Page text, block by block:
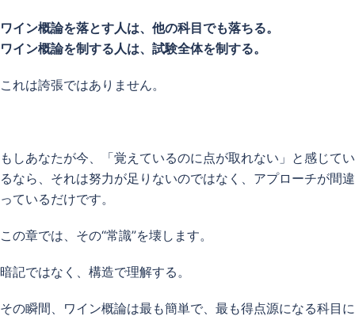
ワイン概論を落とす人は、他の科目でも落ちる。
ワイン概論を制する人は、試験全体を制する。
これは誇張ではありません。
もしあなたが今、「覚えているのに点が取れない」と感じてい
るなら、それは努力が足りないのではなく、アプローチが間違
っているだけです。
この章では、その“常識”を壊します。
暗記ではなく、構造で理解する。
その瞬間、ワイン概論は最も簡単で、最も得点源になる科目に